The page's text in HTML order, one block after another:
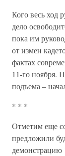
Кого весь ход
дело
пока им
от измен
фактах
11-го ноября.
подъема –
* * *
Отметим еще
предложили
демонстрацию